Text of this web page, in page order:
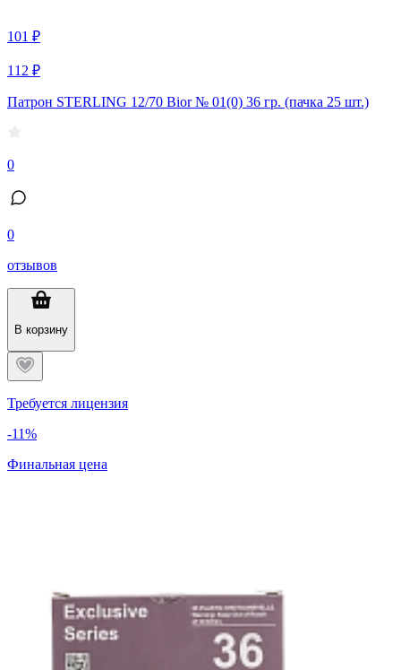
101 ₽
112 ₽
Патрон STERLING 12/70 Bior № 01(0) 36 гр. (пачка 25 шт.)
0
0
отзывов
В корзину
Требуется лицензия
-11%
Финальная цена